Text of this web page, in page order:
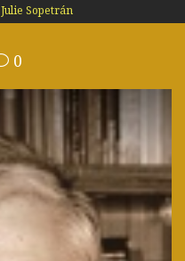
Julie Sopetrán
0